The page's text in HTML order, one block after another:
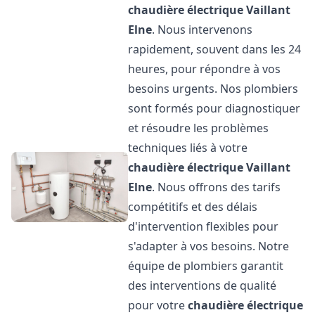
chaudière électrique Vaillant
Elne. Nous intervenons
rapidement, souvent dans les 24
heures, pour répondre à vos
besoins urgents. Nos plombiers
sont formés pour diagnostiquer
et résoudre les problèmes
techniques liés à votre
chaudière électrique Vaillant
Elne. Nous offrons des tarifs
compétitifs et des délais
d'intervention flexibles pour
s'adapter à vos besoins. Notre
équipe de plombiers garantit
des interventions de qualité
pour votrechaudière électrique